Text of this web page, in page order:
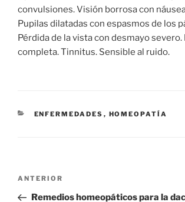
convulsiones. Visión borrosa con
Pupilas dilatadas con espasmos de los
Pérdida de la vista con desmayo severo.
completa. Tinnitus. Sensible al ruido.
CATEGORÍAS
ENFERMEDADES , HOMEOPATÍA
Navegación
Entrada
anterior:
ANTERIOR
Remedios homeopáticos para la